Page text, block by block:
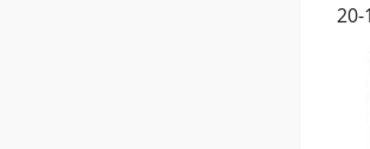
20-